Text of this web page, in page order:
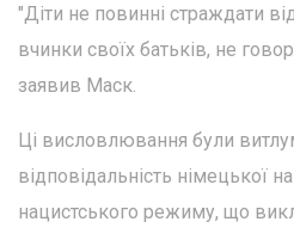
"Діти не повинні страждати
вчинки своїх батьків, не
заявив Маск.
Ці висловлювання були
відповідальність німецької
нацистського режиму, що